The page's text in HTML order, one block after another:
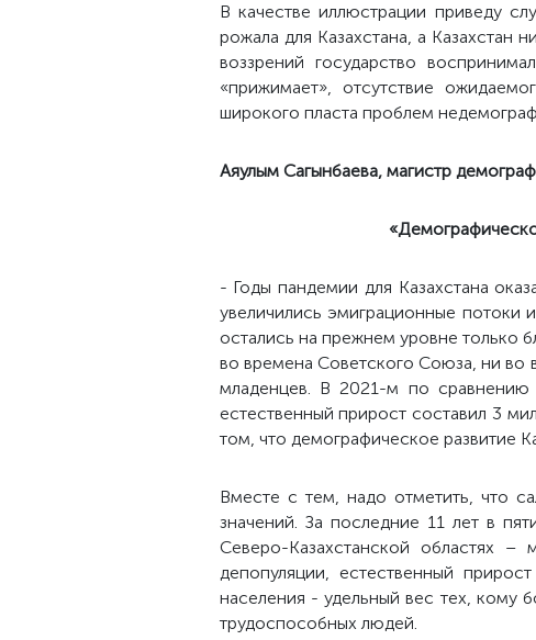
В качестве иллюстрации приведу
рожала для Казахстана, а
воззрений государство
«прижимает», отсутствие
широкого пласта проблем
Аяулым Сагынбаева, магистр
- Годы пандемии для Казахстана
увеличились эмиграционные потоки
остались на прежнем уровне только
во времена Советского Союза, ни во
младенцев. В 2021-м по сравнению
естественный прирост составил 3
том, что демографическое развитие
Вместе с тем, надо отметить, что
значений. За последние 11 лет в
Северо-Казахстанской областях
депопуляции, естественный
населения - удельный вес тех, кому
трудоспособных людей.